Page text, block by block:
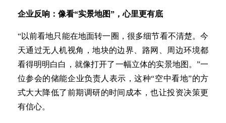
企业反响：像看“实景地图”，心里更有底
“以前看地只能在地面转一圈，很多细节看不清楚。今
天通过无人机视角，地块的边界、路网、周边环境都
看得明明白白，就像打开了一幅立体的实景地图。”一
位参会的储能企业负责人表示，这种“空中看地”的方
式大大降低了前期调研的时间成本，也让投资决策更
有信心。